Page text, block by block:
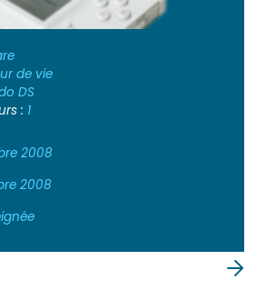
de vie
DS
: 1
2008
2008